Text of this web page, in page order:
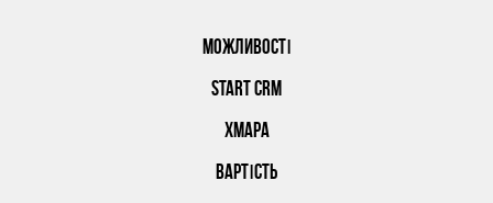
МОЖЛИВОСТІ
START CRM
ХМАРА
ВАРТІСТЬ